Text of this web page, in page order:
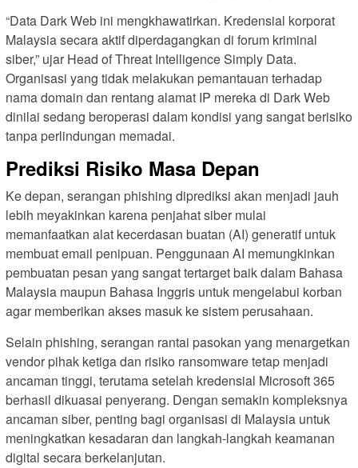
“Data Dark Web ini mengkhawatirkan. Kredensial korporat
Malaysia secara aktif diperdagangkan di forum kriminal
siber,” ujar Head of Threat Intelligence Simply Data.
Organisasi yang tidak melakukan pemantauan terhadap
nama domain dan rentang alamat IP mereka di Dark Web
dinilai sedang beroperasi dalam kondisi yang sangat berisiko
tanpa perlindungan memadai.
Prediksi Risiko Masa Depan
Ke depan, serangan phishing diprediksi akan menjadi jauh
lebih meyakinkan karena penjahat siber mulai
memanfaatkan alat kecerdasan buatan (AI) generatif untuk
membuat email penipuan. Penggunaan AI memungkinkan
pembuatan pesan yang sangat tertarget baik dalam Bahasa
Malaysia maupun Bahasa Inggris untuk mengelabui korban
agar memberikan akses masuk ke sistem perusahaan.
Selain phishing, serangan rantai pasokan yang menargetkan
vendor pihak ketiga dan risiko ransomware tetap menjadi
ancaman tinggi, terutama setelah kredensial Microsoft 365
berhasil dikuasai penyerang. Dengan semakin kompleksnya
ancaman siber, penting bagi organisasi di Malaysia untuk
meningkatkan kesadaran dan langkah-langkah keamanan
digital secara berkelanjutan.